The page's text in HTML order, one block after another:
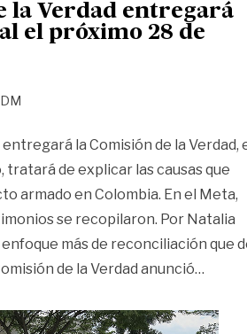
la Verdad entregará
el próximo 28 de
la Comisión de la Verdad,
tratará de explicar las causas que
armado en Colombia. En el Meta,
se recopilaron. Por Natalia
más de reconciliación que
de la Verdad anunció…